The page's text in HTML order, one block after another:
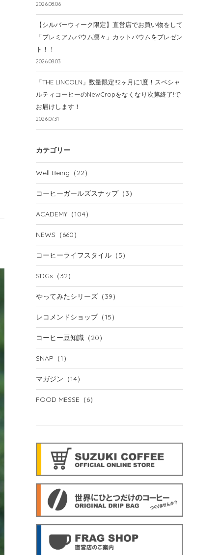
2026.08.06
【シルバーウィーク限定】直営店でお買い物をして
「プレミアムバウム凛々」カットバウムをプレゼン
ト！！
2026.08.03
「THE LINCOLN」数量限定!!2ヶ月に1度！スペシャ
ルティコーヒーのNewCropをなくなり次第終了!で
お届けします！
2026.07.31
カテゴリー
Well Being （22）
コーヒーガールズスナップ（3）
ACADEMY （104）
NEWS （660）
コーヒーライフスタイル （5）
SDGs （32）
やってみたシリーズ （39）
レコメンドショップ（15）
コーヒー豆知識 （20）
SNAP （1）
マガジン （14）
FOOD MESSE （6）